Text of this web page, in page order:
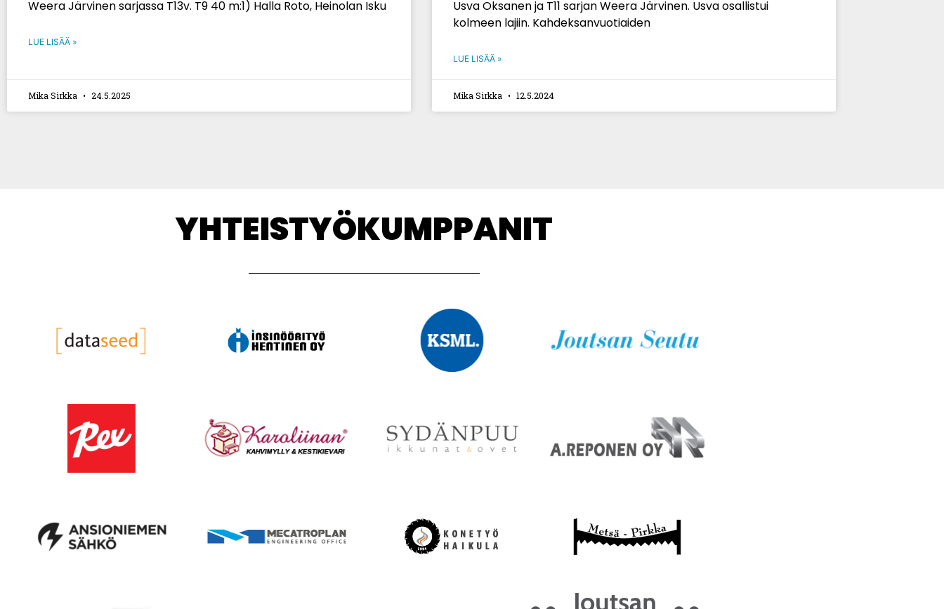
Weera Järvinen sarjassa T13v. T9 40 m:1) Halla Roto, Heinolan Isku
LUE LISÄÄ »
Mika Sirkka 24.5.2025
Usva Oksanen ja T11 sarjan Weera Järvinen. Usva osallistui
kolmeen lajiin. Kahdeksanvuotiaiden
LUE LISÄÄ »
Mika Sirkka 12.5.2024
YHTEISTYÖKUMPPANIT